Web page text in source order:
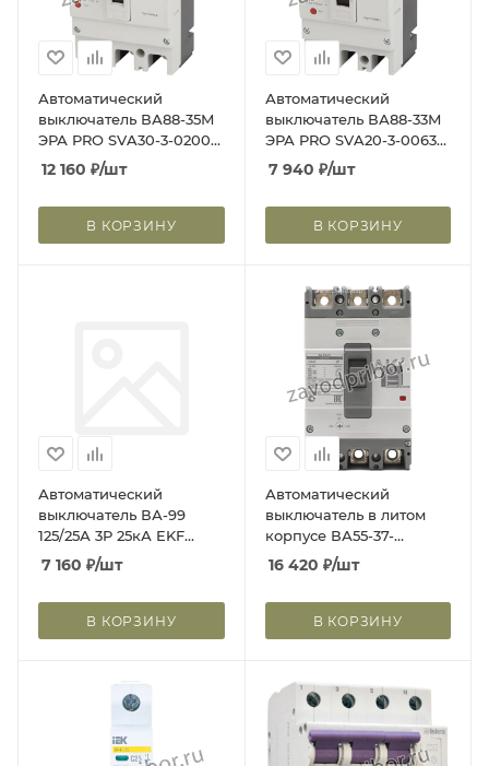
Автоматический
выключатель ВА88-35М
ЭРА PRO SVA30-3-0200-
E 3Р 200А 35кА Б0051933
12 160 ₽/шт
В КОРЗИНУ
Автоматический
выключатель ВА88-33М
ЭРА PRO SVA20-3-0063-
E 3Р 63А 35кА Б0051919
7 940 ₽/шт
В КОРЗИНУ
Автоматический
выключатель ВА-99
125/25А 3P 25кА EKF
PROxima | mccb99-125-25
7 160 ₽/шт
В КОРЗИНУ
Автоматический
выключатель в литом
корпусе ВА55-37-
103ТР25-С
16 420 ₽/шт
В КОРЗИНУ